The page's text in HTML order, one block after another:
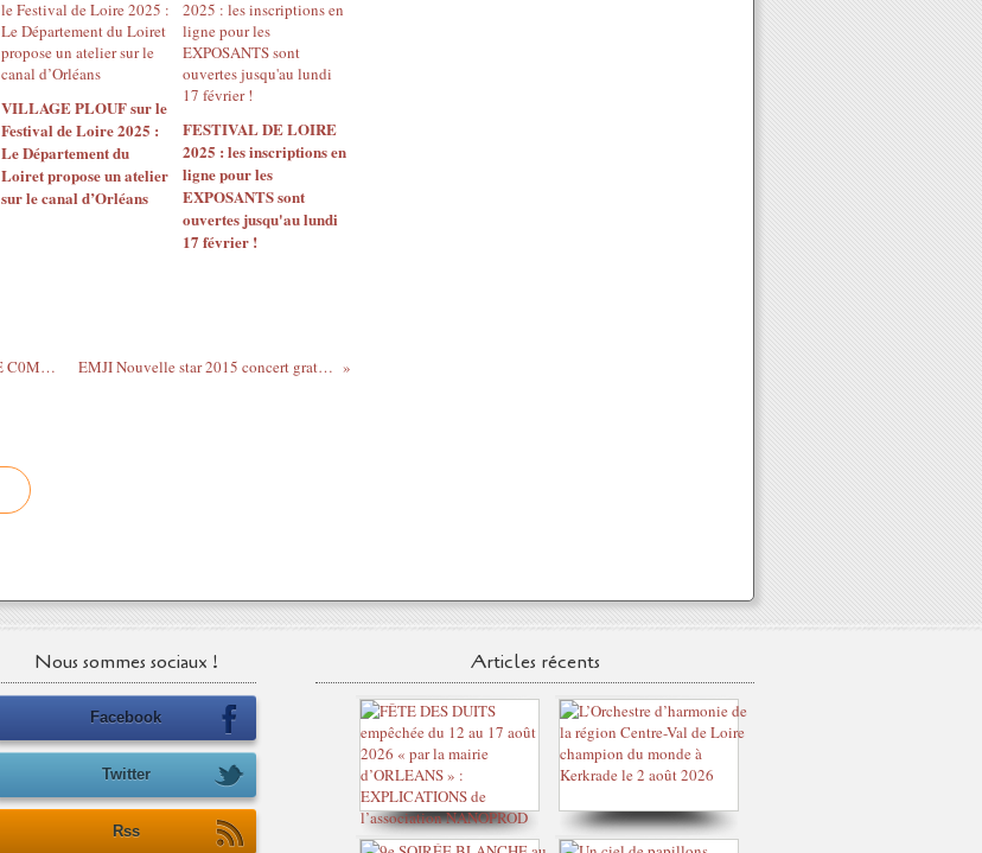
VILLAGE PLOUF sur le
Festival de Loire 2025 :
Le Département du
Loiret propose un atelier
sur le canal d’Orléans
FESTIVAL DE LOIRE
2025 : les inscriptions en
ligne pour les
EXPOSANTS sont
ouvertes jusqu'au lundi
17 février !
FESTIVAL DE LOIRE : Téléchargez le PROGRAMME C0MPLET en avant première EMJI Nouvelle star 2015 concert gratuit FESTIVAL...
Nous sommes sociaux !
Facebook
Twitter
Rss
Articles récents